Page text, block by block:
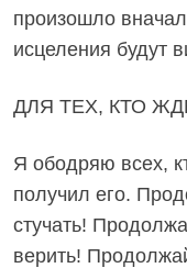
произошло
исцеления будут
ДЛЯ ТЕХ, КТО
Я ободряю всех,
получил его.
стучать!
верить!